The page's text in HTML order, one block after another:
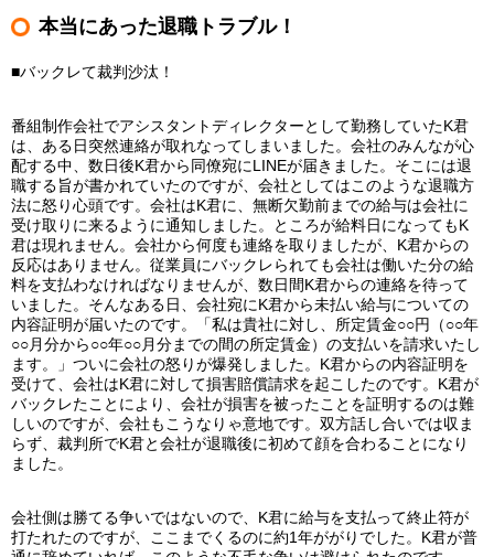
本当にあった退職トラブル！
■バックレて裁判沙汰！
番組制作会社でアシスタントディレクターとして勤務していたK君
は、ある日突然連絡が取れなってしまいました。会社のみんなが心
配する中、数日後K君から同僚宛にLINEが届きました。そこには退
職する旨が書かれていたのですが、会社としてはこのような退職方
法に怒り心頭です。会社はK君に、無断欠勤前までの給与は会社に
受け取りに来るように通知しました。ところが給料日になってもK
君は現れません。会社から何度も連絡を取りましたが、K君からの
反応はありません。従業員にバックレられても会社は働いた分の給
料を支払わなければなりませんが、数日間K君からの連絡を待って
いました。そんなある日、会社宛にK君から未払い給与についての
内容証明が届いたのです。「私は貴社に対し、所定賃金○○円（○○年
○○月分から○○年○○月分までの間の所定賃金）の支払いを請求いたし
ます。」ついに会社の怒りが爆発しました。K君からの内容証明を
受けて、会社はK君に対して損害賠償請求を起こしたのです。K君が
バックレたことにより、会社が損害を被ったことを証明するのは難
しいのですが、会社もこうなりゃ意地です。双方話し合いでは収ま
らず、裁判所でK君と会社が退職後に初めて顔を合わることになり
ました。
会社側は勝てる争いではないので、K君に給与を支払って終止符が
打たれたのですが、ここまでくるのに約1年ががりでした。K君が普